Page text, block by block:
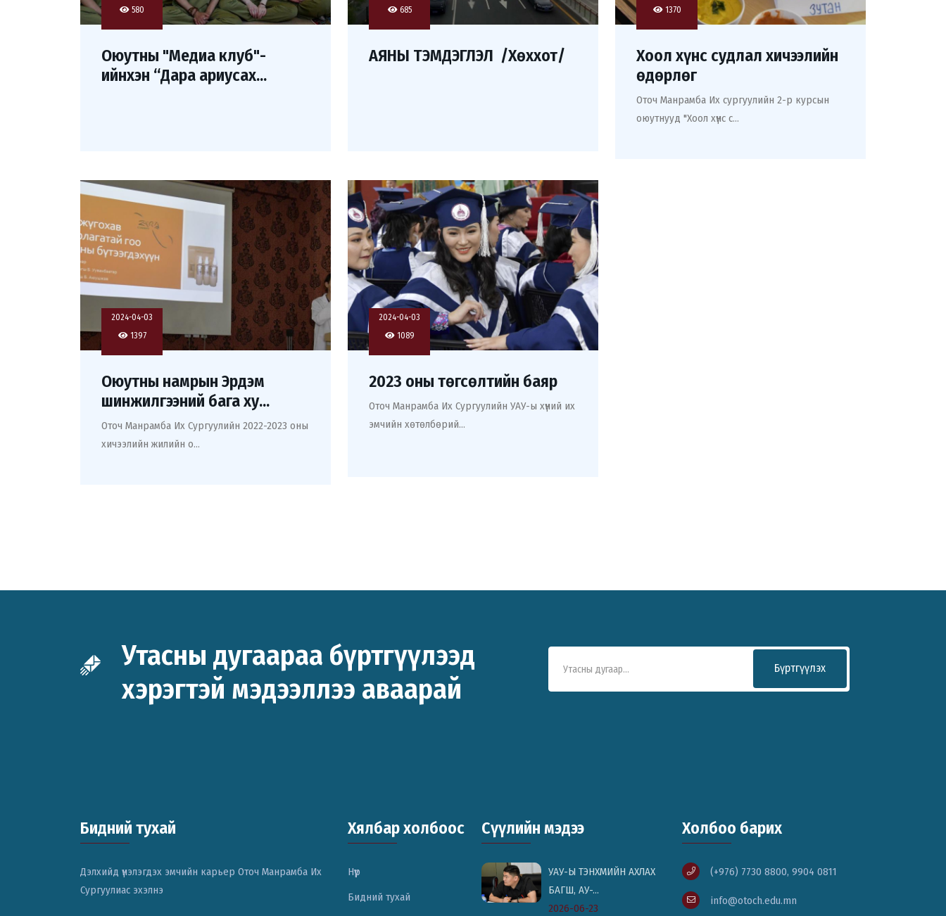
580
Оюутны "Медиа клуб"-
ийнхэн “Дара ариусах...
685
АЯНЫ ТЭМДЭГЛЭЛ /Хөххот/
1370
Хоол хүнс судлал хичээлийн
өдөрлөг
Оточ Манрамба Их сургуулийн 2-р курсын
оюутнууд "Хоол хүнс с...
2024-04-03
1397
Оюутны намрын Эрдэм
шинжилгээний бага ху...
Оточ Манрамба Их Сургуулийн 2022-2023 оны
хичээлийн жилийн о...
2024-04-03
1089
2023 оны төгсөлтийн баяр
Оточ Манрамба Их Сургуулийн УАУ-ы хүний их
эмчийн хөтөлбөрий...
Утасны дугаараа бүртгүүлээд
хэрэгтэй мэдээллээ аваарай
Бүртгүүлэх
Бидний тухай
Дэлхийд үнэлэгдэх эмчийн карьер Оточ Манрамба Их
Сургуулиас эхэлнэ
Хялбар холбоос
Нүүр
Бидний тухай
Сүүлийн мэдээ
УАУ-Ы ТЭНХМИЙН АХЛАХ
БАГШ, АУ-...
2026-06-23
Холбоо барих
(+976) 7730 8800, 9904 0811
info@otoch.edu.mn